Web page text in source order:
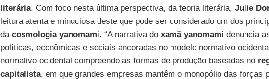
literária. Com foco nesta última perspectiva, da teoria literária, Julie
leitura atenta e minuciosa deste que pode ser considerado um dos
da cosmologia yanomami. “A narrativa do xamã yanomami denuncia
políticas, econômicas e sociais ancoradas no modelo normativo
normativo ocidental compreendo as formas de produção baseadas no
capitalista, em que grandes empresas mantêm o monopólio das forças